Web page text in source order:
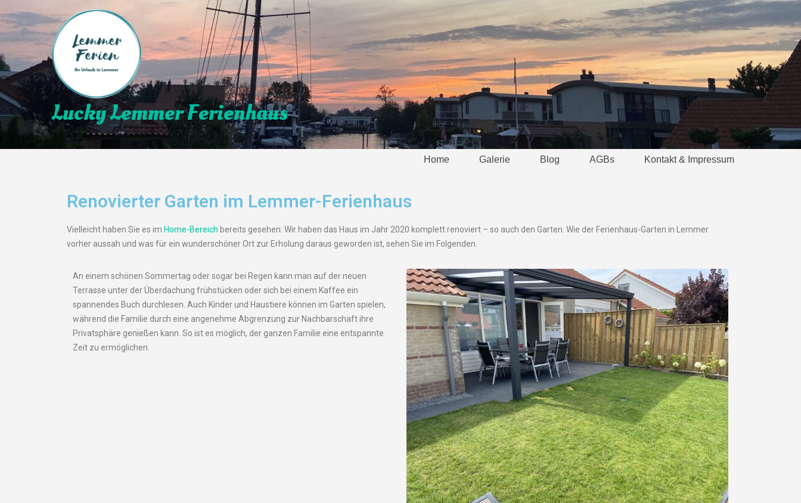
Lucky LemmerFerienhaus
Home Galerie Blog AGBs Kontakt & Impressum
Renovierter Garten im Lemmer-Ferienhaus
Vielleicht haben Sie es im Home-Bereich bereits gesehen: Wir haben das Haus im Jahr 2020 komplett renoviert – so auch den Garten. Wie der Ferienhaus-Garten in Lemmer
vorher aussah und was für ein wunderschöner Ort zur Erholung daraus geworden ist, sehen Sie im Folgenden.
An einem schönen Sommertag oder sogar bei Regen kann man auf der neuen
Terrasse unter der Überdachung frühstücken oder sich bei einem Kaffee ein
spannendes Buch durchlesen. Auch Kinder und Haustiere können im Garten spielen,
während die Familie durch eine angenehme Abgrenzung zur Nachbarschaft ihre
Privatsphäre genießen kann. So ist es möglich, der ganzen Familie eine entspannte
Zeit zu ermöglichen.